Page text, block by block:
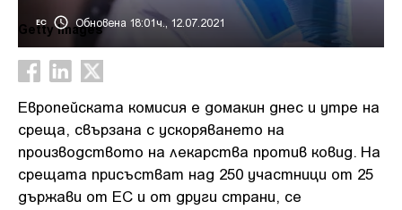
ЕС Обновена 18:01ч., 12.07.2021
Getty Images
Европейската комисия е домакин днес и утре на
среща, свързана с ускоряването на
производството на лекарства против ковид. На
срещата присъстват над 250 участници от 25
държави от ЕС и от други страни, се